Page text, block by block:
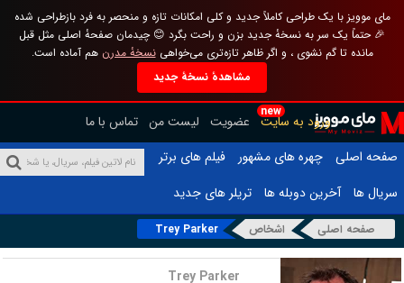
مای موویز با یک طراحی کاملاً جدید و کلی امکانات تازه و منحصر به فرد بازطراحی شده
🎉 حتماً یک سر به نسخهٔ جدید بزن و راحت بگرد 😊 چیدمان صفحهٔ اصلی مثل قبل
مانده تا گم نشوی ، و اگر ظاهر تازه‌تری می‌خواهینسخهٔ مدرن هم آماده است.
مشاهدهٔ نسخهٔ جدید
new
ورود به سایت عضویت لیست من تماس با ما
صفحه اصلی
چهره های مشهور
فیلم های برتر
سریال ها
آخرین دوبله ها تریلر های جدید
صفحه اصلی اشخاص Trey Parker
Trey Parker